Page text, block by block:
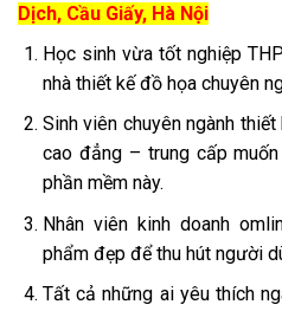
Dịch, Cầu Giấy, Hà Nội
Học sinh vừa tốt nghiệp
nhà thiết kế đồ họa chuyên
Sinh viên chuyên ngành
cao đẳng – trung cấp
phần mềm này.
Nhân viên kinh doanh
phẩm đẹp để thu hút người
Tất cả những ai yêu thích